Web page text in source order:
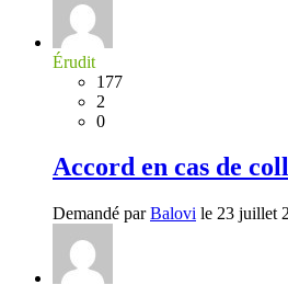
Érudit
177
2
0
Accord en cas de
Demandé parBalovi le 23 juillet